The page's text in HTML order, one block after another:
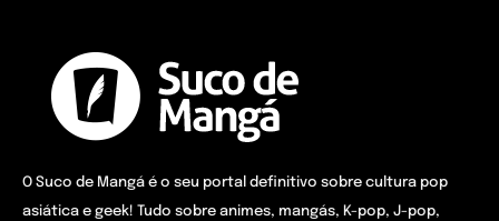
O Suco de Mangá é o seu portal definitivo sobre cultura pop
asiática e geek! Tudo sobre animes, mangás, K-pop, J-pop,